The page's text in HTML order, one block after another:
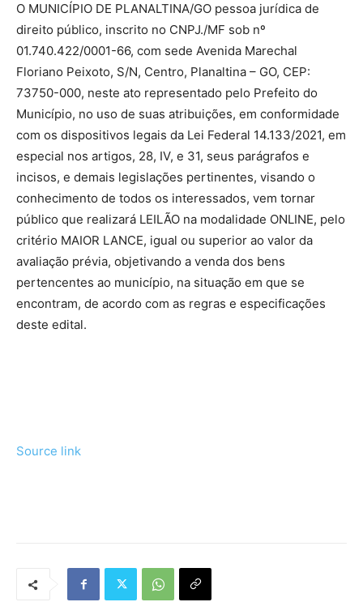
O MUNICÍPIO DE PLANALTINA/GO pessoa jurídica de
direito público, inscrito no CNPJ./MF sob nº
01.740.422/0001-66, com sede Avenida Marechal
Floriano Peixoto, S/N, Centro, Planaltina – GO, CEP:
73750-000, neste ato representado pelo Prefeito do
Município, no uso de suas atribuições, em conformidade
com os dispositivos legais da Lei Federal 14.133/2021, em
especial nos artigos, 28, IV, e 31, seus parágrafos e
incisos, e demais legislações pertinentes, visando o
conhecimento de todos os interessados, vem tornar
público que realizará LEILÃO na modalidade ONLINE, pelo
critério MAIOR LANCE, igual ou superior ao valor da
avaliação prévia, objetivando a venda dos bens
pertencentes ao município, na situação em que se
encontram, de acordo com as regras e especificações
deste edital.
Source link